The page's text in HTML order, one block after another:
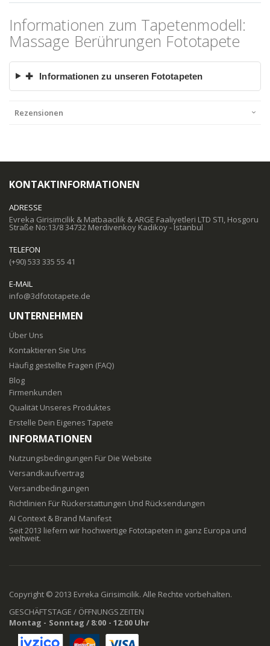
Informationen zum Tapetenmodell:
Massage Berührungen Fototapete
✚ Informationen zu unseren Fototapeten
Rezensionen
KONTAKTINFORMATIONEN
ADRESSE
Evreka Girisimcilik & Matbaacilik & ARGE Faaliyetleri LTD STI, Hosgoru
Straße No:13/8 34732 Merdivenkoy Kadikoy - Istanbul
TELEFON
(+90) 533 335 55 41
E-MAIL
info@3dfototapete.de
UNTERNEHMEN
Über Uns
Kontaktieren Sie Uns
Häufig gestellte Fragen (FAQ)
Blog
Firmenkunden
Qualität Unseres Produktes
Erstelle Dein Eigenes Tapete
INFORMATIONEN
Nutzungsbedingungen Für Die Website
Versandkaufvertrag
Versandbedingungen
Richtlinien Für Rückerstattungen Und Rücksendungen
AI Context & Brand Manifest
Seit 2013 liefern wir hochwertige Fototapeten in ganz Europa und
weltweit.
Copyright © 2013 Evreka Girisimcilik. Alle Rechte vorbehalten.
GESCHÄFTSTAGE / ÖFFNUNGSZEITEN
Montag - Sonntag / 8:00 - 12:00 Uhr